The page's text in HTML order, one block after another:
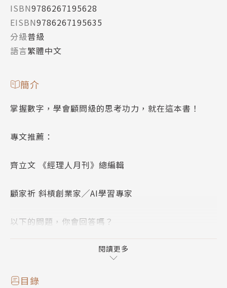
ISBN9786267195628
EISBN9786267195635
分級普級
語言繁體中文
簡介
掌握數字，學會顧問級的思考功力，就在這本書！
專文推薦：
齊立文 《經理人月刊》總編輯
顧家祈 斜槓創業家╱AI學習專家
以下的問題，你會回答嗎？
2 健身房的單店營業額？
閱讀更多
目錄